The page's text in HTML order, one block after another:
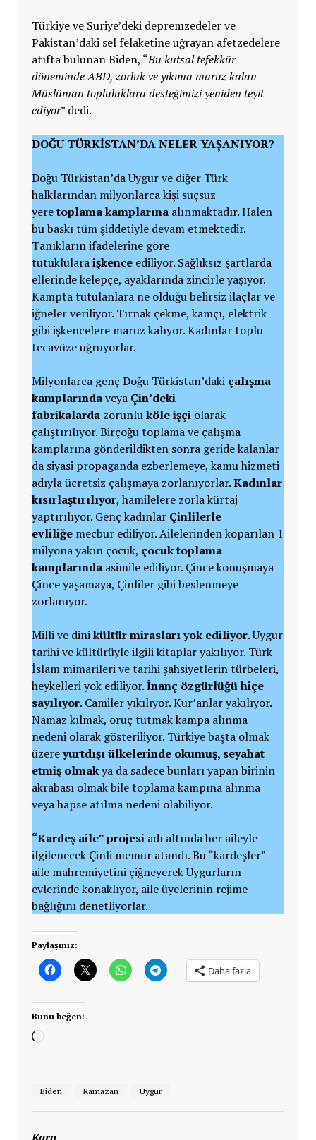
Türkiye ve Suriye’deki depremzedeler ve
Pakistan’daki sel felaketine uğrayan afetzedelere
atıfta bulunan Biden, “Bu kutsal tefekkür
döneminde ABD, zorluk ve yıkıma maruz kalan
Müslüman topluluklara desteğimizi yeniden teyit
ediyor” dedi.
DOĞU TÜRKİSTAN’DA NELER YAŞANIYOR?
Doğu Türkistan’da Uygur ve diğer Türk
halklarından milyonlarca kişi suçsuz
yeretoplama kamplarınaalınmaktadır. Halen
bu baskı tüm şiddetiyle devam etmektedir.
Tanıkların ifadelerine göre
tutuklularaişkence ediliyor. Sağlıksız şartlarda
ellerinde kelepçe, ayaklarında zincirle yaşıyor.
Kampta tutulanlara ne olduğu belirsiz ilaçlar ve
iğneler veriliyor. Tırnak çekme, kamçı, elektrik
gibi işkencelere maruz kalıyor. Kadınlar toplu
tecavüze uğruyorlar.
Milyonlarca genç Doğu Türkistan’daki çalışma
kamplarındaveya Çin’deki
fabrikalardazorunluköle işçiolarak
çalıştırılıyor. Birçoğu toplama ve çalışma
kamplarına gönderildikten sonra geride kalanlar
da siyasi propaganda ezberlemeye, kamu hizmeti
adıyla ücretsiz çalışmaya zorlanıyorlar.Kadınlar
kısırlaştırılıyor, hamilelere zorla kürtaj
yaptırılıyor. Genç kadınlar Çinlilerle
evliliğemecbur ediliyor. Ailelerinden koparılan 1
milyona yakın çocuk, çocuk toplama
kamplarındaasimile ediliyor. Çince konuşmaya
Çince yaşamaya, Çinliler gibi beslenmeye
zorlanıyor.
Milli ve dinikültür mirasları yok ediliyor. Uygur
tarihi ve kültürüyle ilgili kitaplar yakılıyor. Türk-
İslam mimarileri ve tarihi şahsiyetlerin türbeleri,
heykelleri yok ediliyor.İnanç özgürlüğü hiçe
sayılıyor. Camiler yıkılıyor. Kur’anlar yakılıyor.
Namaz kılmak, oruç tutmak kampa alınma
nedeni olarak gösteriliyor. Türkiye başta olmak
üzereyurtdışı ülkelerinde okumuş, seyahat
etmiş olmakya da sadece bunları yapan birinin
akrabası olmak bile toplama kampına alınma
veya hapse atılma nedeni olabiliyor.
“Kardeş aile” projesiadı altında her aileyle
ilgilenecek Çinli memur atandı. Bu “kardeşler”
aile mahremiyetini çiğneyerek Uygurların
evlerinde konaklıyor, aile üyelerinin rejime
bağlığını denetliyorlar.
Paylaşınız:
Daha fazla
Bunu beğen:
Yükleniyor...
Biden Ramazan Uygur